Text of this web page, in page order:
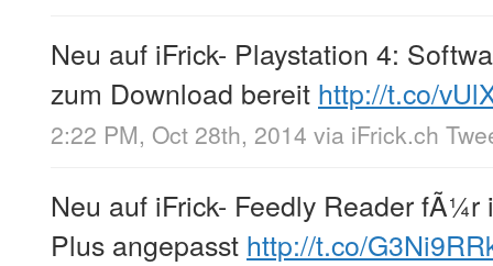
Neu auf iFrick- Playstation 4:
zum Download bereit http://t.co/
2:22 PM, Oct 28th, 2014 via iFrick.ch
Neu auf iFrick- Feedly Reader
Plus angepasst http://t.co/